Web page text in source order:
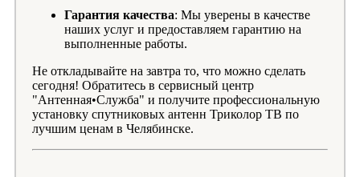
Гарантия качества: Мы уверены в качестве
наших услуг и предоставляем гарантию на
выполненные работы.
Не откладывайте на завтра то, что можно сделать
сегодня! Обратитесь в сервисный центр
"Антенная•Служба" и получите профессиональную
установку спутниковых антенн Триколор ТВ по
лучшим ценам в Челябинске.